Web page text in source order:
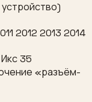
2012 2013 2014
35
«разъём-